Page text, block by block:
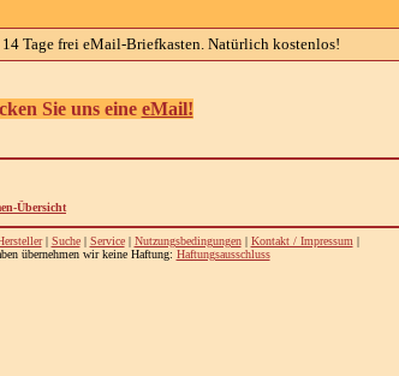
Tage frei eMail-Briefkasten. Natürlich kostenlos!
Sie uns eine eMail!
Übersicht
| Suche| Service| Nutzungsbedingungen| Kontakt / Impressum |
übernehmen wir keine Haftung: Haftungsausschluss